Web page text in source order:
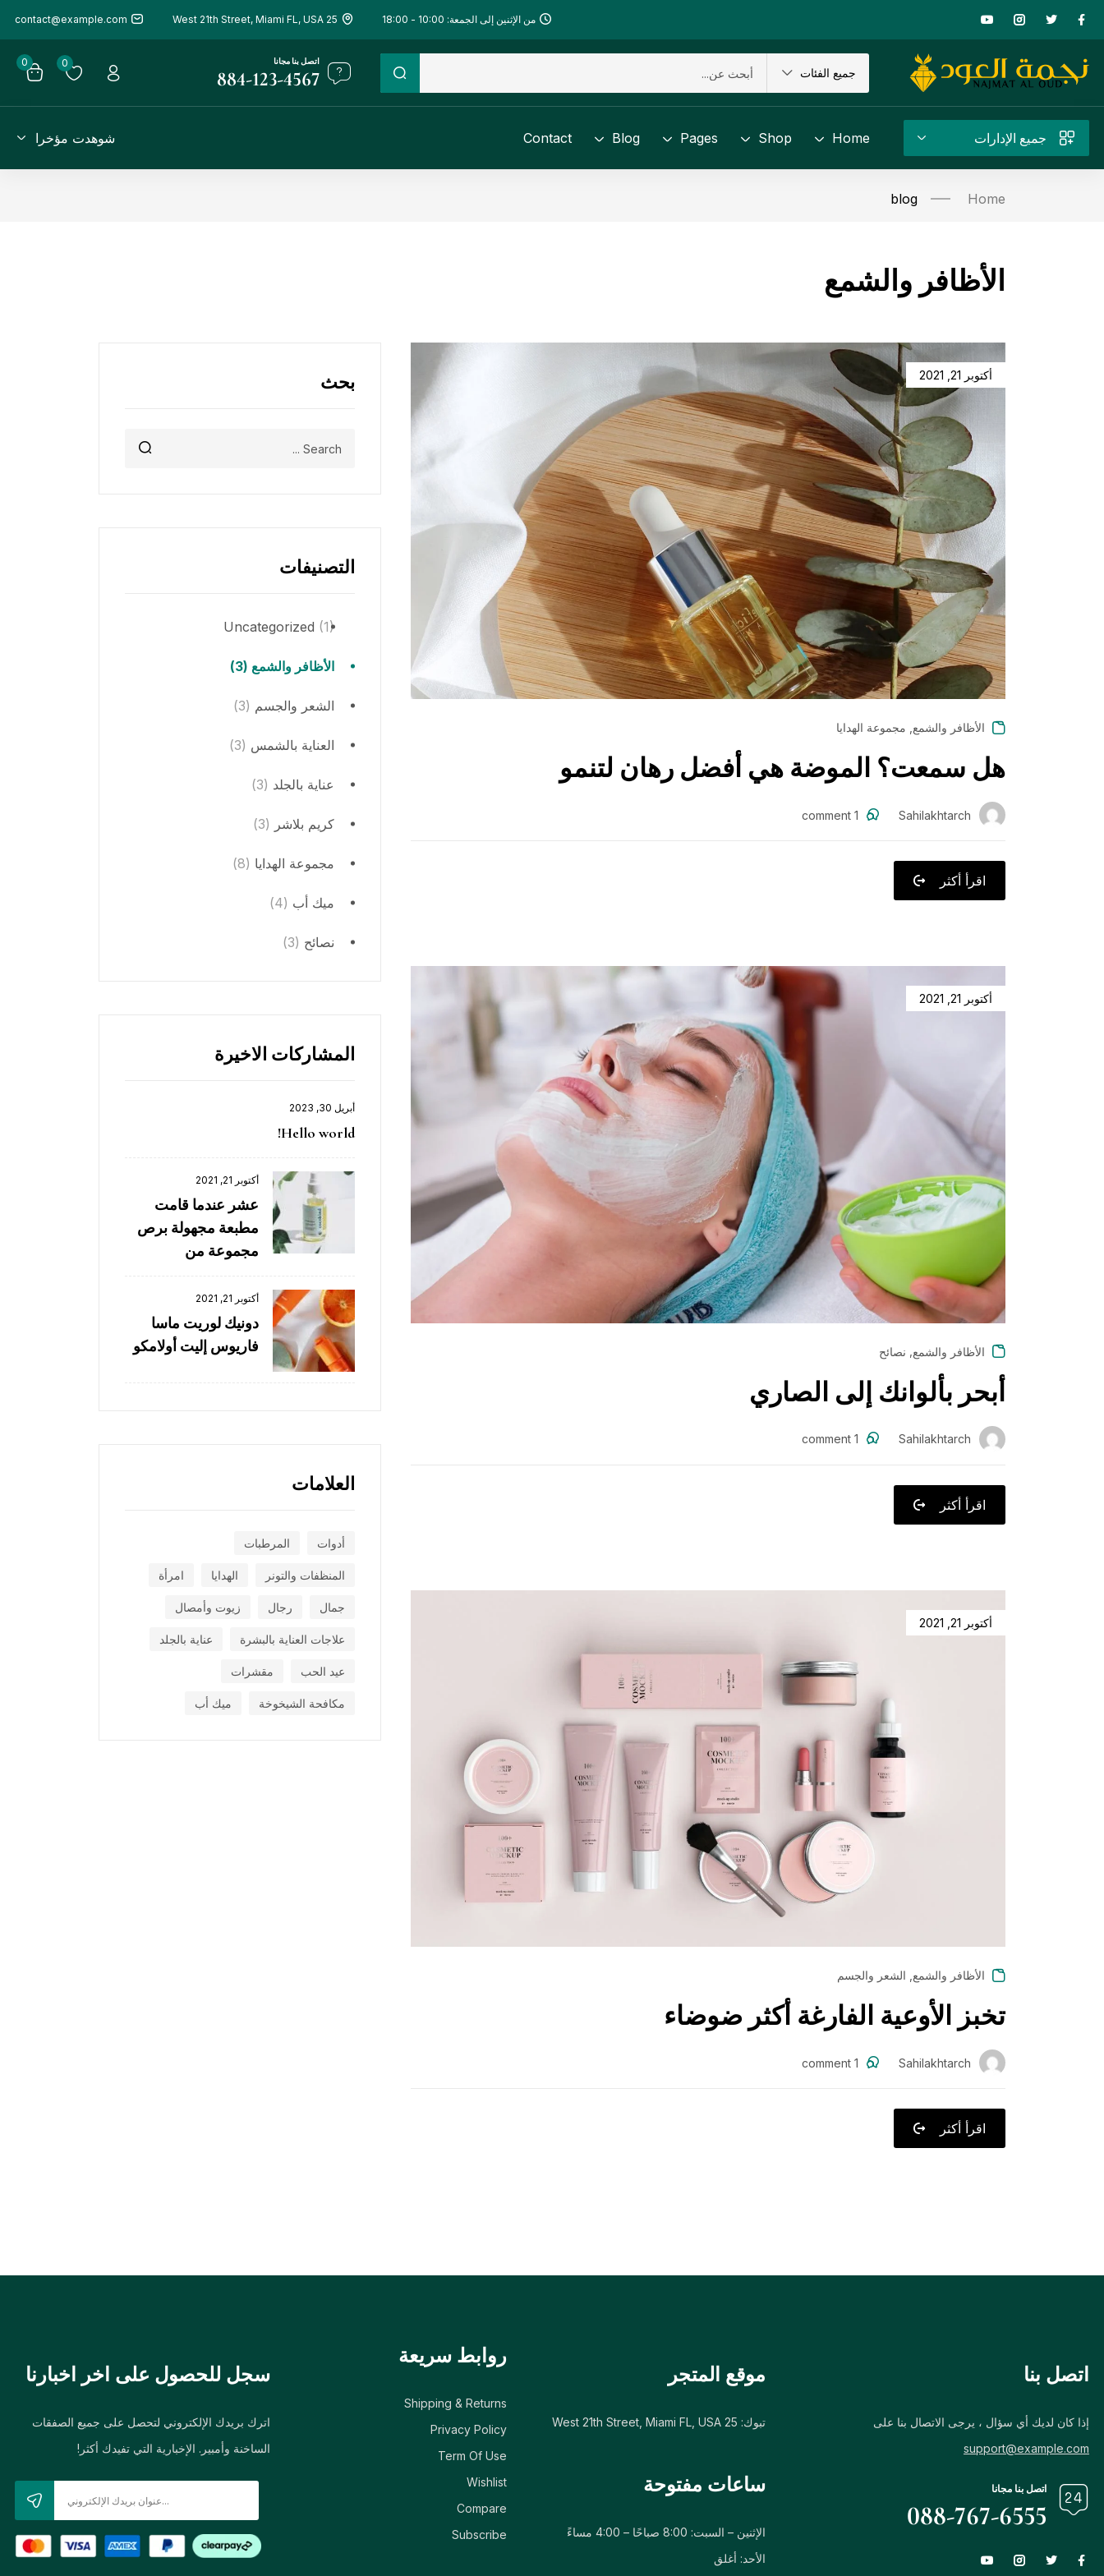
من الإثنين إلى الجمعة: 10:00 - 18:00 25 West 21th Street, Miami FL, USA
contact@example.com
جميع الفئات
اتصل بنا مجانا
884-123-4567
0
0
جميع الإدارات Home
Shop
Pages
Blog
Contact شوهدت مؤخرا
Home
blog
الأظافر والشمع
بحث
التصنيفات
Uncategorized (1)
الأظافر والشمع (3)
الشعر والجسم (3)
العناية بالشمس (3)
عناية بالجلد (3)
كريم بلاشر (3)
مجموعة الهدايا (8)
ميك أب (4)
نصائح (3)
المشاركات الاخيرة
أبريل 30, 2023
Hello world!
أكتوبر 21, 2021
عشر عندما قامت
مطبعة مجهولة برص
مجموعة من
أكتوبر 21, 2021
دونيك لوريت ماسا
فاريوس إليت أولامكو
العلامات
أدوات المرطبات
المنظفات والتونر الهدايا امرأة
جمال رجال زيوت وأمصال
علاجات العناية بالبشرة عناية بالجلد
عيد الحب مقشرات
مكافحة الشيخوخة ميك أب
أكتوبر 21, 2021
الأظافر والشمع مجموعة الهدايا
هل سمعت؟ الموضة هي أفضل رهان لتنمو
Sahilakhtarch
1
اقرأ أكثر
أكتوبر 21, 2021
الأظافر والشمع نصائح
أبحر بألوانك إلى الصاري
Sahilakhtarch
1
اقرأ أكثر
أكتوبر 21, 2021
الأظافر والشمع الشعر والجسم
تخبز الأوعية الفارغة أكثر ضوضاء
Sahilakhtarch
1
اقرأ أكثر
اتصل بنا
إذا كان لديك أي سؤال ، يرجى الاتصال بنا على
support@example.com
اتصل بنا مجانا
088-767-6555
موقع المتجر
تبوك: 25 West 21th Street, Miami FL, USA
ساعات مفتوحة
الإثنين – السبت: 8:00 صباحًا – 4:00 مساءً
الأحد: أغلق
روابط سريعة
Shipping & Returns
Privacy Policy
Term Of Use
Wishlist
Compare
Subscribe
سجل للحصول على اخر اخبارنا
اترك بريدك الإلكتروني لتحصل على جميع الصفقات
الساخنة وأمبير. الإخبارية التي تفيدك أكثر!